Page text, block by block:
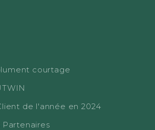
courtage
de l'année en 2024
Partenaires